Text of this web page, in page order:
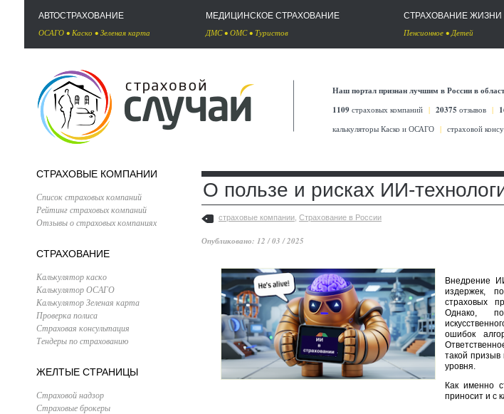
АВТОСТРАХОВАНИЕ
ОСАГО • Каско • Зеленая карта
МЕДИЦИНСКОЕ СТРАХОВАНИЕ
ДМС• ОМС• Туристов
СТРАХОВАНИЕ ЖИЗНИ
Пенсионное •Детей
Наш портал признан лучшим в России в
1109 страховых компаний | 20375 отзывов |
калькуляторы Каско и ОСАГО | страховой
СТРАХОВЫЕ КОМПАНИИ
Список страховых компаний
Рейтинг страховых компаний
Отзывы о страховых компаниях
СТРАХОВАНИЕ
Калькулятор каско
Калькулятор ОСАГО
Калькулятор Зеленая карта
Проверка полиса
Страховая консультация
Тендеры по страхованию
ЖЕЛТЫЕ СТРАНИЦЫ
Страховой надзор
Страховые брокеры
О пользе и рисках ИИ-
страховые компании Страхование в России
Опубликовано: 12 / 03 / 2025
Внедрение
издержек,
страховых
Однако,
ошибок
такой
уровня.
Как именно
приносит и с